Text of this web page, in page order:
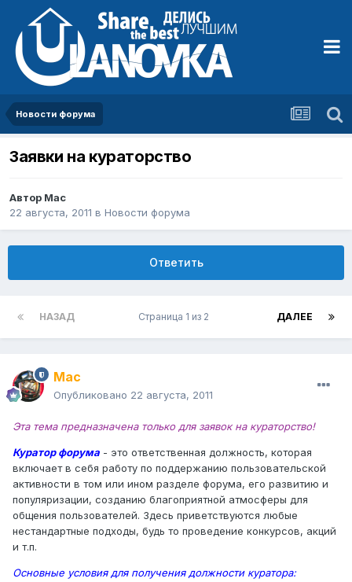
Новости форума
Заявки на кураторство
Автор Mac
22 августа, 2011 в Новости форума
Ответить
НАЗАД ДАЛЕЕ
Страница 1 из 2
Mac
Опубликовано 22 августа, 2011
Эта тема предназначена только для заявок на кураторство!
Куратор форума - это ответственная должность, которая
включает в себя работу по поддержанию пользовательской
активности в том или ином разделе форума, его развитию и
популяризации, созданию благоприятной атмосферы для
общения пользователей. Здесь приветствуются любые
нестандартные подходы, будь то проведение конкурсов, акций
и т.п.
Основные условия для получения должности куратора: